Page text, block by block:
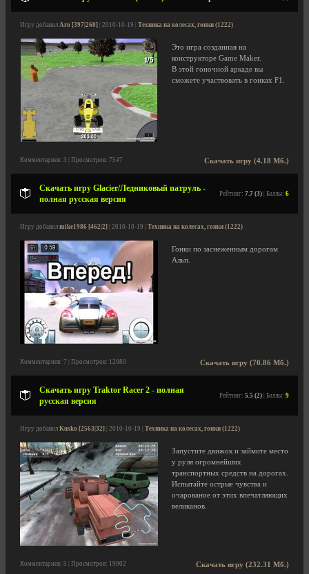
Игру добавил Aro [397|260] | 2010-10-19 | Техника на колесах, гонки (1222)
Это игра созданная на
конструкторе Game Maker.
В этой гоночной аркаде вы
сможете участвовать в гонках F1.
Скачать игру (4.18 Мб.)
Комментариев: 3 | Просмотров: 7547
Скачать игру Glacier/Ледниковый патруль -
полная русская версия
Рейтинг: 7.7 (3) | Баллы: 6
Игру добавил mike1986 [462|2] | 2010-10-19 | Техника на колесах, гонки (1222)
Гонки по заснеженным дорогам
Альп.
Скачать игру (70.86 Мб.)
Комментариев: 7 | Просмотров: 12080
Скачать игру Traktor Racer 2 - полная
русская версия
Рейтинг: 5.5 (2) | Баллы: 9
Игру добавил Kusko [2563|32] | 2010-10-19 | Техника на колесах, гонки (1222)
Запустите движок и займите место
у руля огромнейших
транспортных средств на дорогах.
Испытайте острые чувства и
очарование от этих впечатляющих
великанов.
Скачать игру (232.31 Мб.)
Комментариев: 5 | Просмотров: 19002